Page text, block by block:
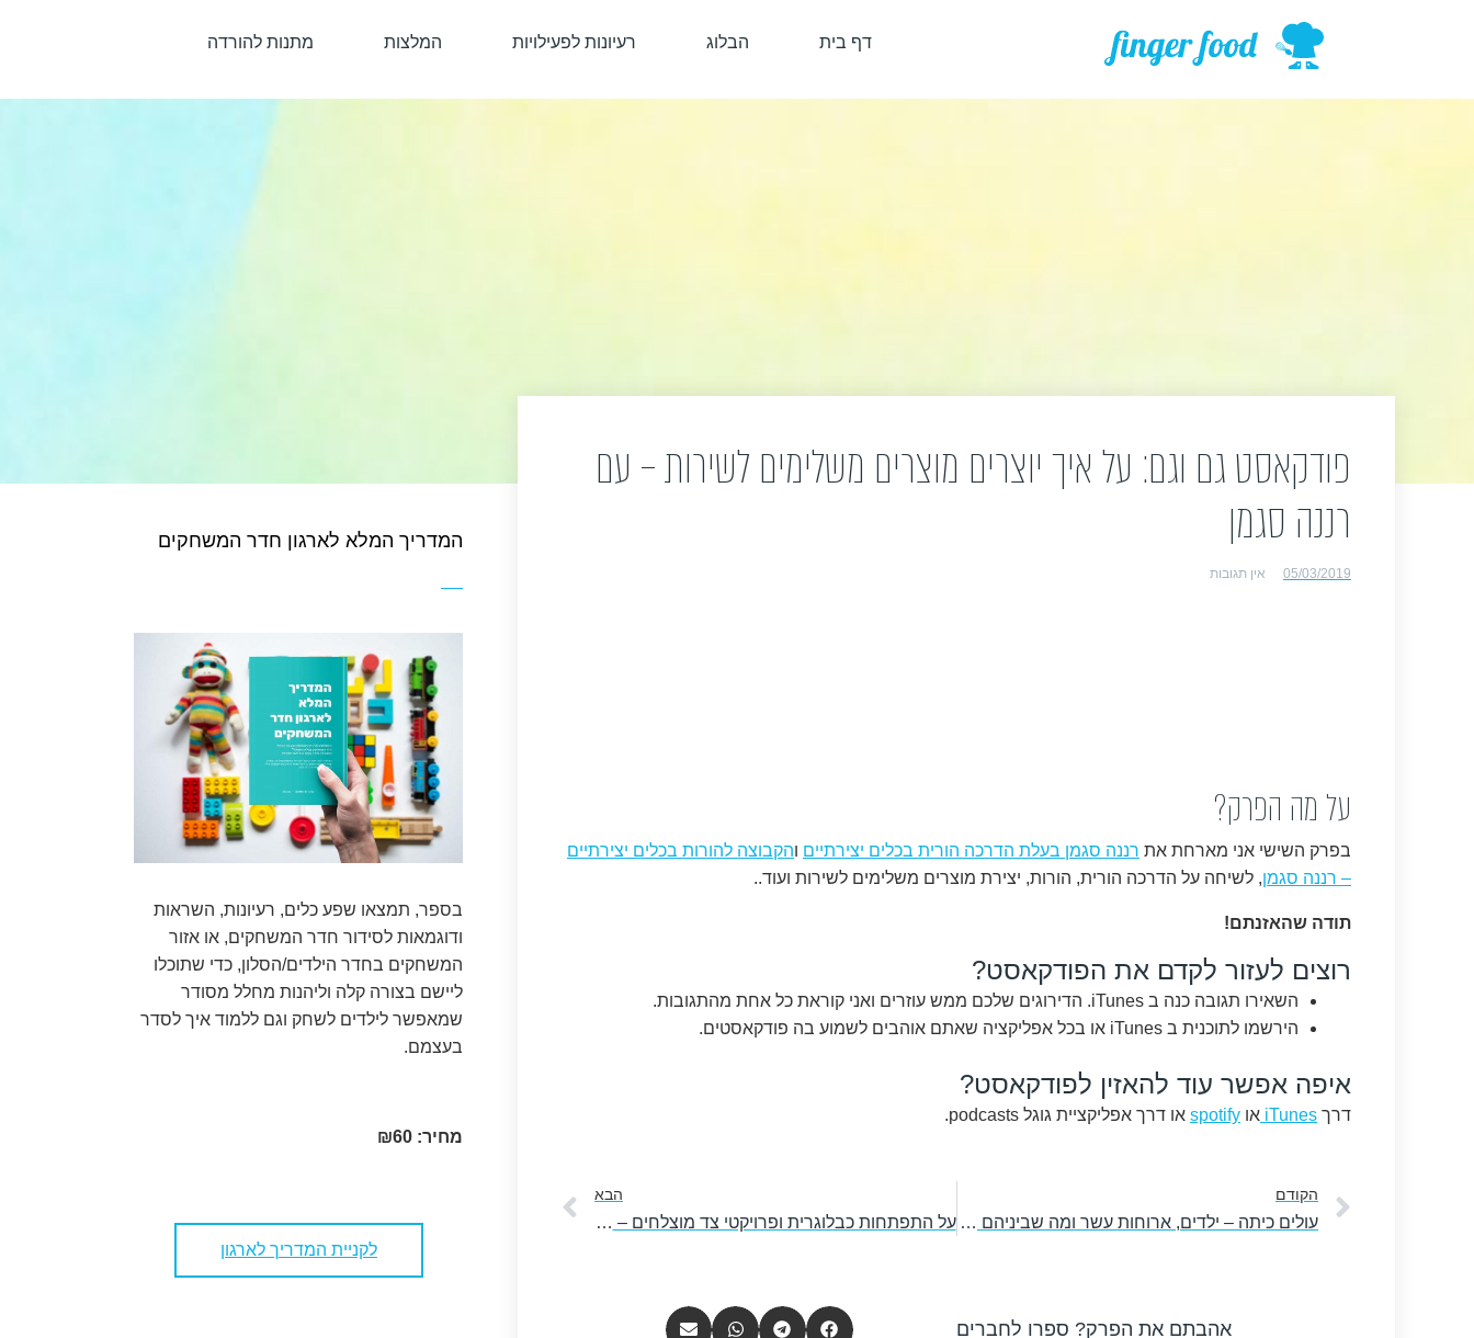
דף בית הבלוג רעיונות לפעילויות המלצות מתנות להורדה
פודקאסט גם וגם: על איך יוצרים מוצרים משלימים לשירות – עם
רננה סגמן
05/03/2019 אין תגובות
על מה הפרק?
בפרק השישי אני מארחת את רננה סגמן בעלת הדרכה הורית בכלים יצירתיים והקבוצה להורות בכלים יצירתיים
– רננה סגמן, לשיחה על הדרכה הורית, הורות, יצירת מוצרים משלימים לשירות ועוד..
תודה שהאזנתם!
רוצים לעזור לקדם את הפודקאסט?
השאירו תגובה כנה ב iTunes. הדירוגים שלכם ממש עוזרים ואני קוראת כל אחת מהתגובות.
הירשמו לתוכנית ב iTunes או בכל אפליקציה שאתם אוהבים לשמוע בה פודקאסטים.
איפה אפשר עוד להאזין לפודקאסט?
דרך iTunes או spotify או דרך אפליקציית גוגל podcasts.
הקודם
עולים כיתה – ילדים, ארוחות עשר ומה שביניהם – פוסט אורח
הבא
על התפתחות כבלוגרית ופרויקטי צד מוצלחים – עם עמנואלה בינר
אהבתם את הפרק? ספרו לחברים
המדריך המלא לארגון חדר המשחקים
בספר, תמצאו שפע כלים, רעיונות, השראות
ודוגמאות לסידור חדר המשחקים, או אזור
המשחקים בחדר הילדים/הסלון, כדי שתוכלו
ליישם בצורה קלה וליהנות מחלל מסודר
שמאפשר לילדים לשחק וגם ללמוד איך לסדר
בעצמם.
מחיר: ₪60
לקניית המדריך לארגון